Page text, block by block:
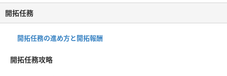
開拓任務
開拓任務の進め方と開拓報酬
開拓任務攻略